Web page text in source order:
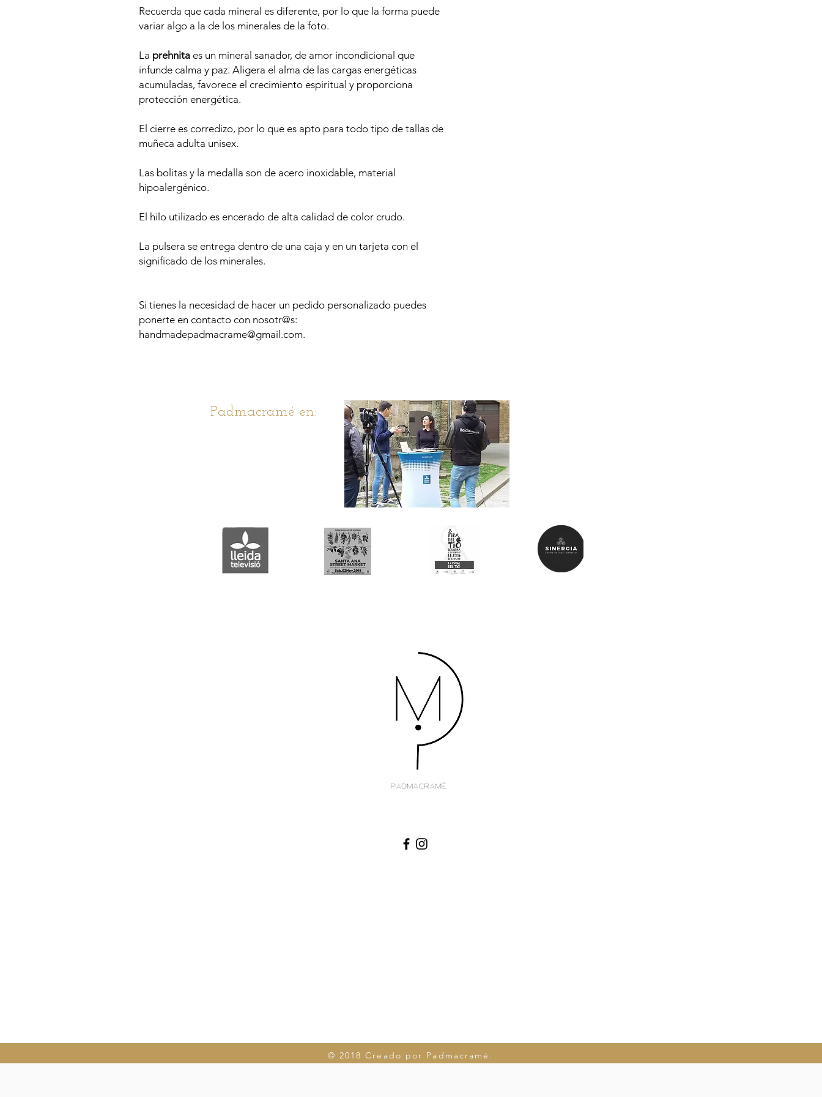
Recuerda que cada mineral es diferente, por lo que la forma puede
variar algo a la de los minerales de la foto.
La prehnita es un mineral sanador, de amor incondicional que
infunde calma y paz. Aligera el alma de las cargas energéticas
acumuladas, favorece el crecimiento espiritual y proporciona
protección energética.
El cierre es corredizo, por lo que es apto para todo tipo de tallas de
muñeca adulta unisex.
Las bolitas y la medalla son de acero inoxidable, material
hipoalergénico.
El hilo utilizado es encerado de alta calidad de color crudo.
La pulsera se entrega dentro de una caja y en un tarjeta con el
significado de los minerales.
Si tienes la necesidad de hacer un pedido personalizado puedes
ponerte en contacto con nosotr@s:
handmadepadmacrame@gmail.com.
Padmacramé en:
© 2018 Creado por Padmacramé.